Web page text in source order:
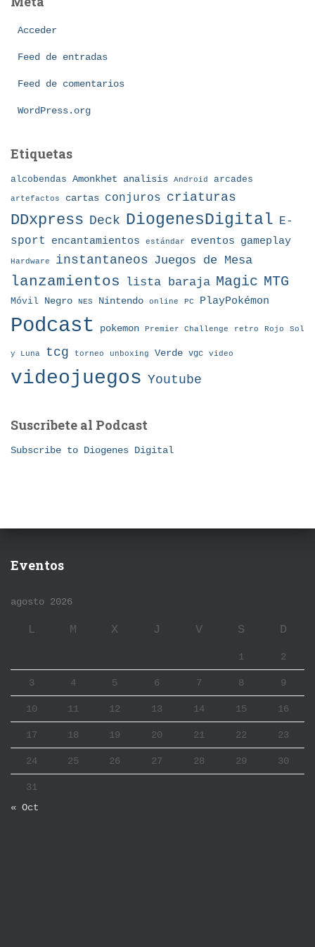
g
Acceder
Feed de entradas
Feed de comentarios
WordPress.org
Etiquetas
alcobendas Amonkhet analisis Android arcades
artefactos cartas conjuros criaturas
DDxpress Deck DiogenesDigital E-
sport
encantamientos estándar eventos gameplay
Hardware instantaneos Juegos de Mesa
lanzamientos lista baraja Magic MTG
Móvil Negro NES Nintendo online PC PlayPokémon
Podcast pokemon Premier Challenge retro Rojo Sol
y Luna tcg torneo unboxing Verde vgc video
videojuegos Youtube
Suscribete al Podcast
Subscribe to Diogenes Digital
Eventos
agosto 2026
L M X J V S D
1 2
3 4 5 6 7 8 9
10 11 12 13 14 15 16
17 18 19 20 21 22 23
24 25 26 27 28 29 30
31
« Oct